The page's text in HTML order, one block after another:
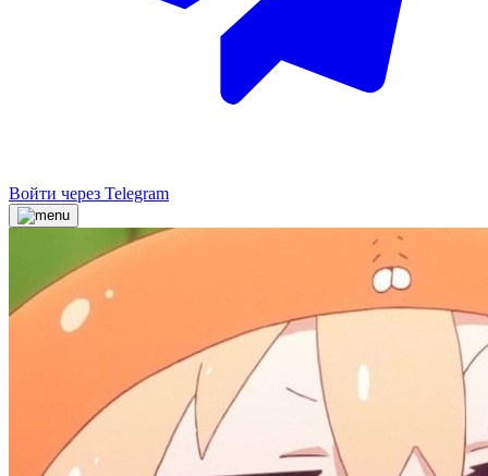
Войти через Telegram